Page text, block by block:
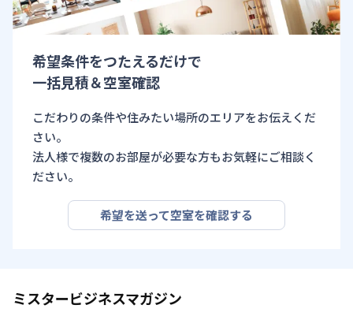
希望条件をつたえるだけで
一括見積＆空室確認
こだわりの条件や住みたい場所のエリアをお伝えくだ
さい。
法人様で複数のお部屋が必要な方もお気軽にご相談く
ださい。
希望を送って空室を確認する
ミスタービジネスマガジン